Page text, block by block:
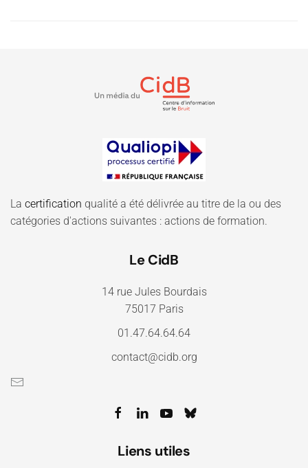
La certification qualité a été délivrée au titre de la ou des
catégories d'actions suivantes : actions de formation.
Le CidB
14 rue Jules Bourdais
75017 Paris
01.47.64.64.64
contact@cidb.org
Liens utiles